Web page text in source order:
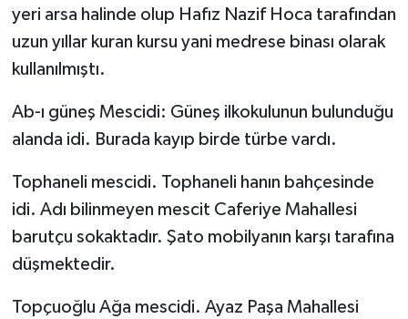
yeri arsa halinde olup Hafız Nazif Hoca tarafından
uzun yıllar kuran kursu yani medrese binası olarak
kullanılmıştı.
Ab-ı güneş Mescidi: Güneş ilkokulunun bulunduğu
alanda idi. Burada kayıp birde türbe vardı.
Tophaneli mescidi. Tophaneli hanın bahçesinde
idi. Adı bilinmeyen mescit Caferiye Mahallesi
barutçu sokaktadır. Şato mobilyanın karşı tarafına
düşmektedir.
Topçuoğlu Ağa mescidi. Ayaz Paşa Mahallesi